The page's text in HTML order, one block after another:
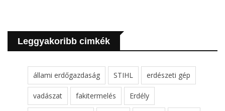
Leggyakoribb cimkék
állami erdőgazdaság STIHL erdészeti gép
vadászat fakitermelés Erdély